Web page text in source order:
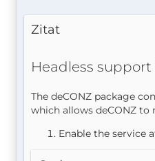
Zitat
Headless
The deCONZ package
which allows deCONZ to
Enable the service